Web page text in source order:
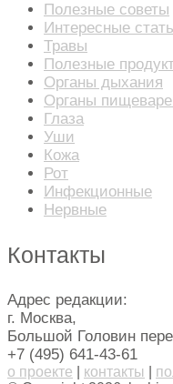
Полезные советы
Интересные
Травы
Полезные
Органы дыхания
Органы
Глаза
Уши
Кожа
Рот
Инфекционные
Нервные
Контакты
Адрес редакции:
г. Москва,
Большой Головин
+7 (495) 641-43-61
о проекте контакты